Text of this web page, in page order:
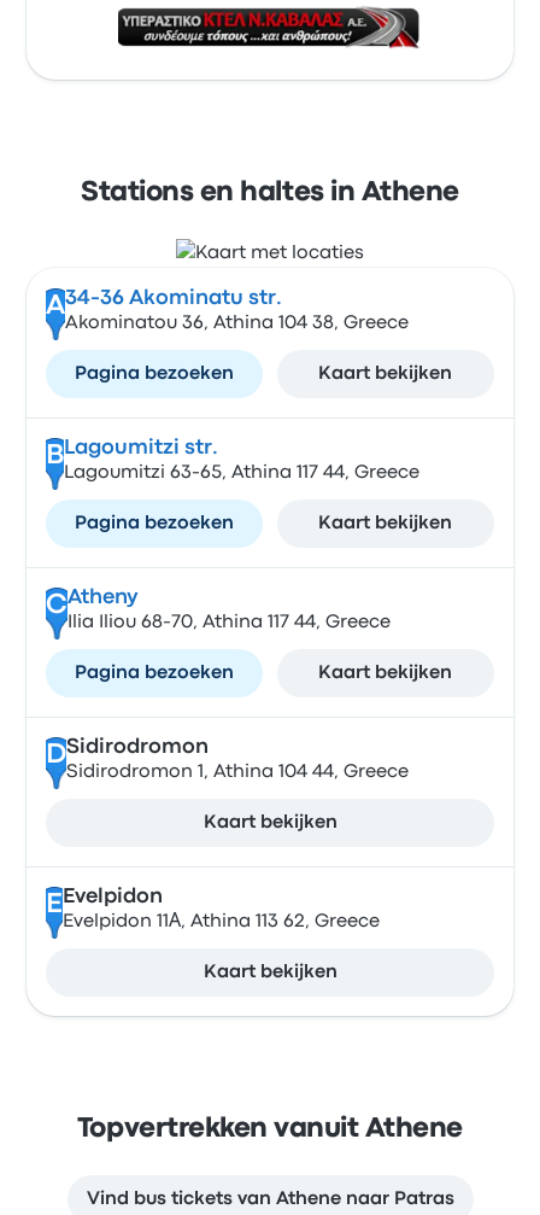
Stations en haltes in Athene
A34-36 Akominatu str.
Akominatou 36, Athina 104 38, Greece
Pagina bezoeken Kaart bekijken
B Lagoumitzi str.
Lagoumitzi 63-65, Athina 117 44, Greece
Pagina bezoeken Kaart bekijken
CAtheny
Ilia Iliou 68-70, Athina 117 44, Greece
Pagina bezoeken Kaart bekijken
DSidirodromon
Sidirodromon 1, Athina 104 44, Greece
Kaart bekijken
E Evelpidon
Evelpidon 11Α, Athina 113 62, Greece
Kaart bekijken
Topvertrekken vanuit Athene
Vind bus tickets van Athene naar Patras